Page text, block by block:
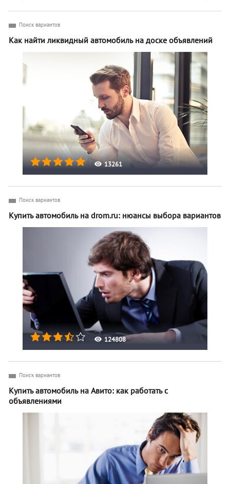
13261
Поиск вариантов
Как найти ликвидный автомобиль на доске объявлений
124808
Поиск вариантов
Купить автомобиль на drom.ru: нюансы выбора вариантов
Поиск вариантов
Купить автомобиль на Авито: как работать с
объявлениями